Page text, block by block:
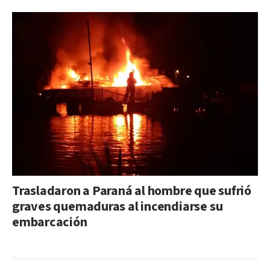
Trasladaron a Paraná al hombre que sufrió
graves quemaduras al incendiarse su
embarcación